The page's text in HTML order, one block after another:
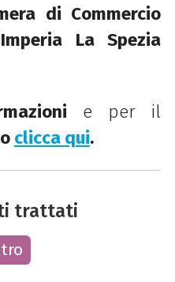
di Commercio
La Spezia
e per il
clicca qui.
trattati